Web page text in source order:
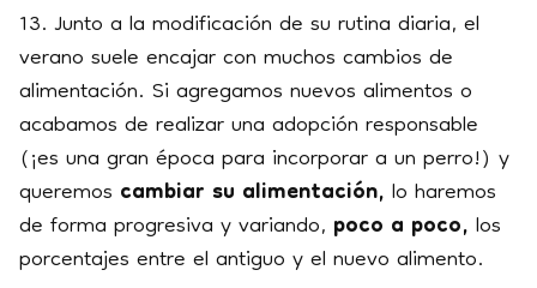
13. Junto a la modificación de su rutina diaria, el
verano suele encajar con muchos cambios de
alimentación. Si agregamos nuevos alimentos o
acabamos de realizar una adopción responsable
(¡es una gran época para incorporar a un perro!) y
queremoscambiar su alimentación,lo haremos
de forma progresiva y variando,poco a poco,los
porcentajes entre el antiguo y el nuevo alimento.